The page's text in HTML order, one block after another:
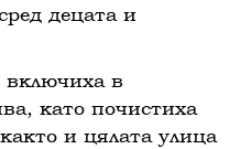
децата и
включиха в
като почистиха
и цялата улица